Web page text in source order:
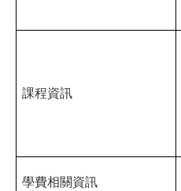
課程資訊
學費相關資訊